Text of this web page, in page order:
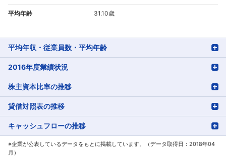
平均年齢 31.10歳
平均年収・従業員数・平均年齢
2016年度業績状況
株主資本比率の推移
貸借対照表の推移
キャッシュフローの推移
※企業が公表しているデータをもとに掲載しています。（データ取得日：2018年04
月）